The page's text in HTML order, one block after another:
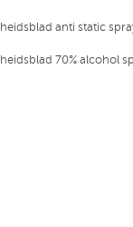
anti static
70% alcohol